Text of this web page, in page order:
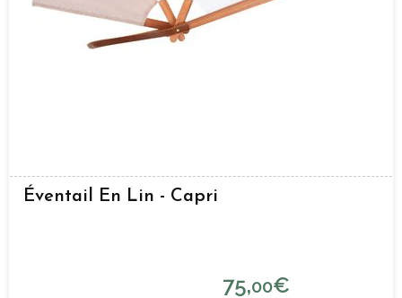
Éventail En Lin - Capri
75,00€